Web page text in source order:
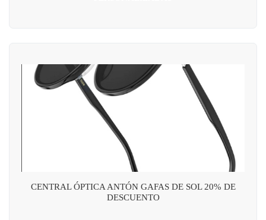
CENTRAL ÓPTICA ANTÓN GAFAS DE SOL 20% DE
DESCUENTO